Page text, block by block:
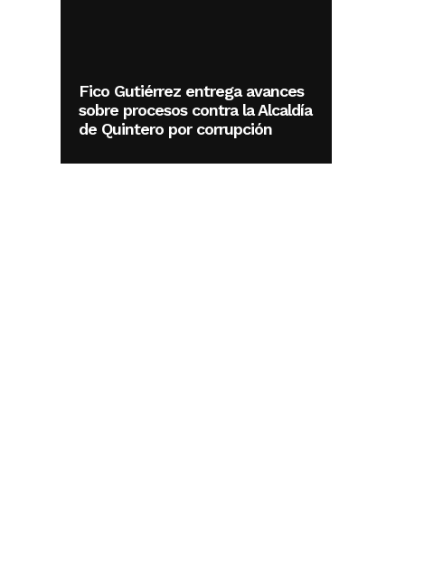
Fico Gutiérrez entrega avances
sobre procesos contra la Alcaldía
de Quintero por corrupción